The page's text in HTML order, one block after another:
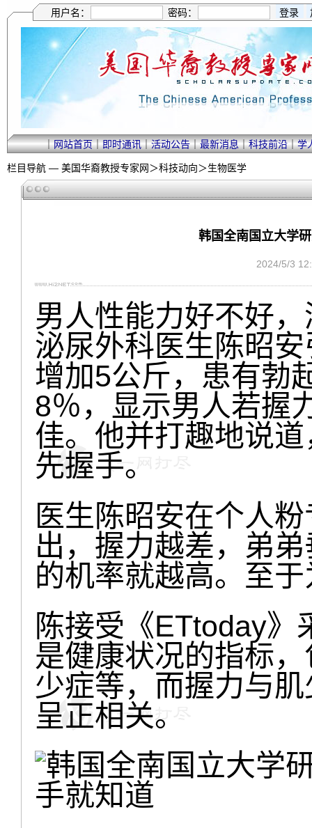
用户名： 密码：
｜网站首页｜即时通讯｜活动公告｜最新消息｜科技前沿｜学
栏目导航 — 美国华裔教授专家网＞科技动向＞生物医学
韩国全南国立大学
2024/5/3
男人性能力好不好
泌尿外科医生陈昭
增加5公斤，患有勃
8％，显示男人若握
佳。他并打趣地说
先握手。
医生陈昭安在个人
出，握力越差，弟
的机率就越高。至
陈接受《ETtoday》
是健康状况的指标
少症等，而握力与
呈正相关。